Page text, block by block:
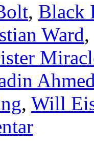
, Black
Ward,
, Will